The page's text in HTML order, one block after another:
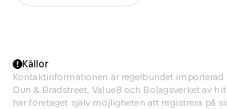
Källor
Kontaktinformationen är regelbundet importerad
Dun & Bradstreet, Value8 och Bolagsverket av
har företaget själv möjligheten att registrera på